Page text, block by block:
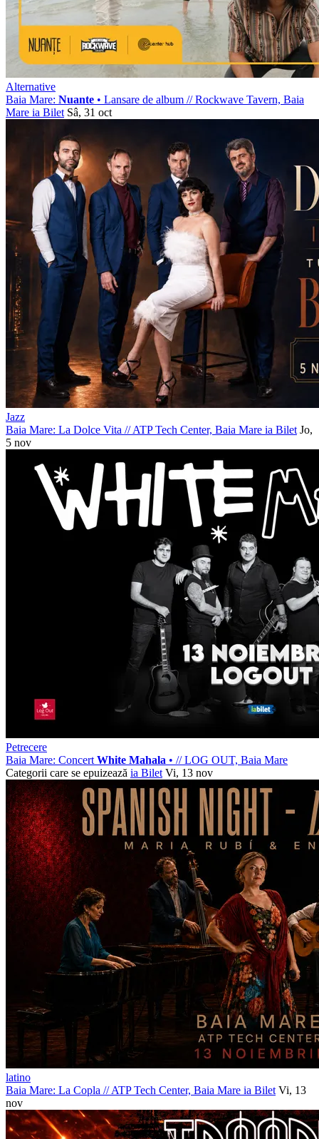
Alternative
Baia Mare: Nuante • Lansare de album //Rockwave Tavern, Baia
Mare ia Bilet Sâ, 31 oct
Jazz
Baia Mare: La Dolce Vita //ATP Tech Center, Baia Mare ia Bilet Jo,
5 nov
Petrecere
Baia Mare: Concert White Mahala • //LOG OUT, Baia Mare
Categorii care se epuizează ia Bilet Vi, 13 nov
latino
Baia Mare: La Copla //ATP Tech Center, Baia Mare ia Bilet Vi, 13
nov